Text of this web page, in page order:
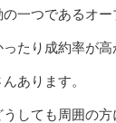
一つであるオ
たり成約率が高
あります。
うしても周囲の